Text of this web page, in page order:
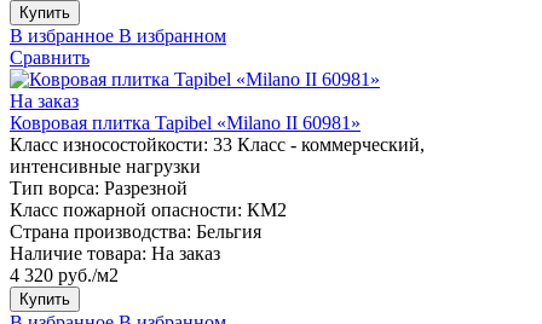
Купить
В избранное В избранном
Сравнить
На заказ
Ковровая плитка Tapibel «Milano II 60981»
Класс износостойкости: 33 Класс - коммерческий,
интенсивные нагрузки
Тип ворса: Разрезной
Класс пожарной опасности: КМ2
Страна производства: Бельгия
Наличие товара: На заказ
4 320 руб./м2
Купить